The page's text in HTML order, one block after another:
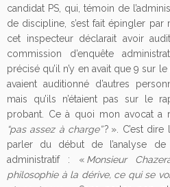
candidat PS, qui, témoin de
de discipline, s’est fait épingler
cet inspecteur déclarait avoir
commission d’enquête
précisé qu’il n’y en avait que 9 sur
avaient auditionné d’autres
mais qu’ils n’étaient pas sur le
probant. Ce à quoi mon avocat a
“pas assez à charge”? ». C’est dire
parler du début de l’analyse
administratif : « Monsieur
philosophie à la dérive, ce qui se